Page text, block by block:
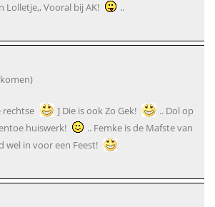
Lolletje,, Vooral bij AK!
..
rechtse ] Die is ook Zo Gek!
.. Dol op
huiswerk!
.. Femke is de Mafste van
wel in voor een Feest!